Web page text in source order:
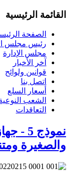
القائمة الرئيسية
الصفحة
رئيس مجلس
مجلس الإدارة
آخر الأخبار
قوانين ولوائح
اتصل بنا
أسعار السلع
الشعب
التعاقدات
والصغيرة